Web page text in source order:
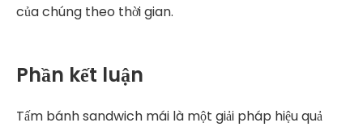
của chúng theo thời gian.
Phần kết luận
Tấm bánh sandwich mái là một giải pháp hiệu quả